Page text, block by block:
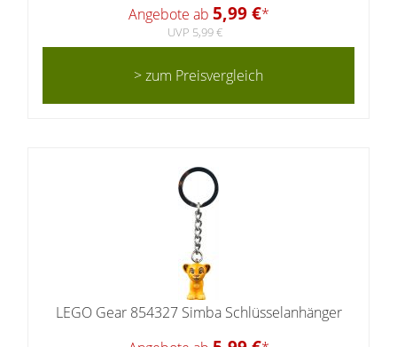
Angebote ab 5,99 €*
UVP 5,99 €
> zum Preisvergleich
LEGO Gear 854327 Simba Schlüsselanhänger